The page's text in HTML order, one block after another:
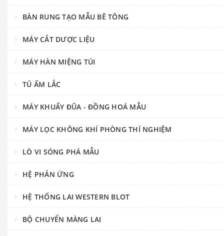
BÀN RUNG TẠO MẪU BÊ TÔNG
MÁY CẮT DƯỢC LIỆU
MÁY HÀN MIỆNG TÚI
TỦ ẤM LẮC
MÁY KHUẤY ĐŨA - ĐỒNG HOÁ MẪU
MÁY LỌC KHÔNG KHÍ PHÒNG THÍ NGHIỆM
LÒ VI SÓNG PHÁ MẪU
HỆ PHẢN ỨNG
HỆ THỐNG LAI WESTERN BLOT
BỘ CHUYỂN MÀNG LAI